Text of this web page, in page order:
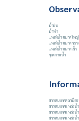
น้ำฝน
น้ำท่า
แหล่งน้ำขนาดใหญ่
แหล่งน้ำขนาดกลาง
แหล่งน้ำขนาดเล็ก
คุณภาพน้ำ
สารสนเทศสถานีต
สารสนเทศแหล่งน้
สารสนเทศแหล่งน้
สารสนเทศแหล่งน้